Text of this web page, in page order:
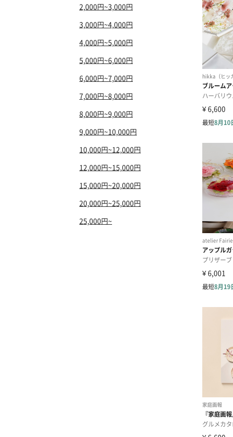
2,000円~3,000円
3,000円~4,000円
4,000円~5,000円
5,000円~6,000円
6,000円~7,000円
7,000円~8,000円
8,000円~9,000円
9,000円~10,000円
10,000円~12,000円
12,000円~15,000円
15,000円~20,000円
20,000円~25,000円
25,000円~